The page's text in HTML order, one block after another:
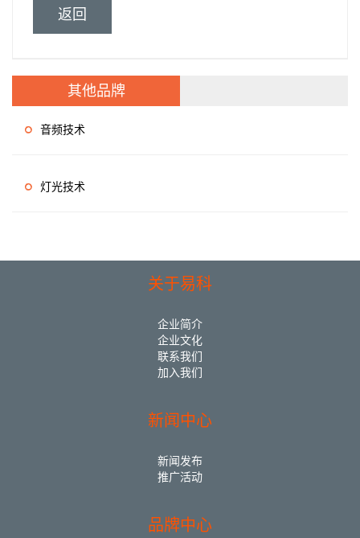
返回
其他品牌
音频技术
灯光技术
关于易科
企业简介
企业文化
联系我们
加入我们
新闻中心
新闻发布
推广活动
品牌中心